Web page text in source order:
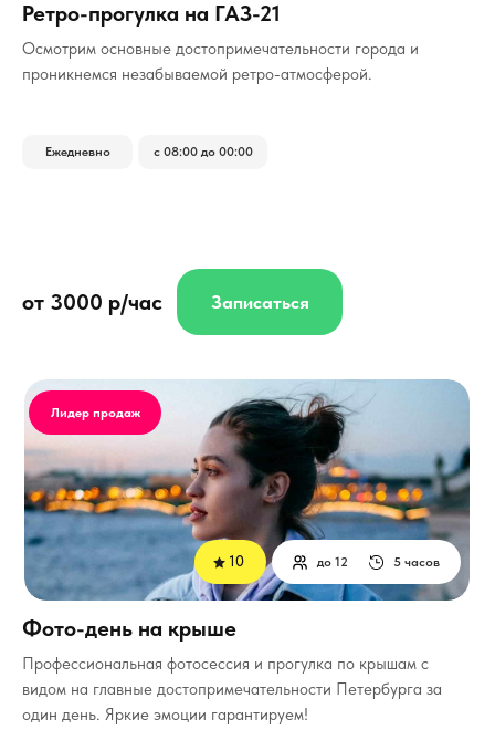
Профессиональная фотосессия и прогулка по крышам с
видом на главные достопримечательности Петербурга за
один день. Яркие эмоции гарантируем!
5 часов
до 12
Лидер продаж
Фото-день на крыше
10
Осмотрим основные достопримечательности города и
проникнемся незабываемой ретро-атмосферой.
от 3000 р/час
Ежедневно с 08:00 до 00:00
Записаться
Ретро-прогулка на ГАЗ-21